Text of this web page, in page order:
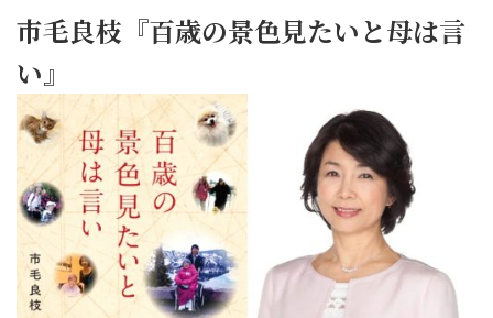
市毛良枝『百歳の景色見たいと母は言
い』